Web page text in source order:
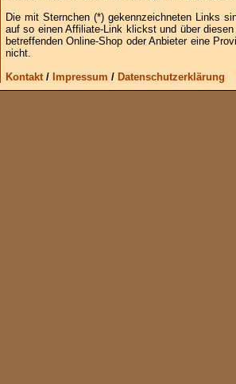
Die mit Sternchen (*) gekennzeichneten Links
auf so einen Affiliate-Link klickst und über
betreffenden Online-Shop oder Anbieter eine
nicht.
Kontakt/ Impressum / Datenschutzerklärung